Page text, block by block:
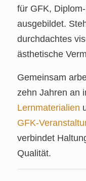
für GFK,
ausgebildet.
durchdachtes
ästhetische
Gemeinsam
zehn Jahren an
Lernmaterialien
verbindet
Qualität.